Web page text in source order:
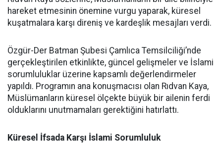
hareket etmesinin önemine vurgu yaparak, küresel
kuşatmalara karşı direniş ve kardeşlik mesajları verdi.
Özgür-Der Batman Şubesi Çamlıca Temsilciliği’nde
gerçekleştirilen etkinlikte, güncel gelişmeler ve İslami
sorumluluklar üzerine kapsamlı değerlendirmeler
yapıldı. Programın ana konuşmacısı olan Rıdvan Kaya,
Müslümanların küresel ölçekte büyük bir ailenin ferdi
olduklarını unutmamaları gerektiğini hatırlattı.
Küresel İfsada Karşı İslami Sorumluluk